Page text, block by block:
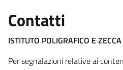
Contatti
ISTITUTO POLIGRAFICO E
Per segnalazioni relative ai